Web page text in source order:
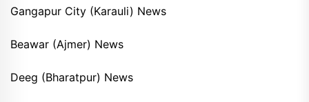
Gangapur City (Karauli) News
Beawar (Ajmer) News
Deeg (Bharatpur) News